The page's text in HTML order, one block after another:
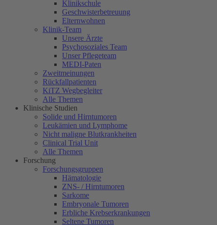
Klinikschule
Geschwisterbetreuung
Elternwohnen
Klinik-Team
Unsere Ärzte
Psychosoziales Team
Unser Pflegeteam
MEDI-Paten
Zweitmeinungen
Rückfallpatienten
KiTZ Wegbegleiter
Alle Themen
Klinische Studien
Solide und Hirntumoren
Leukämien und Lymphome
Nicht maligne Blutkrankheiten
Clinical Trial Unit
Alle Themen
Forschung
Forschungsgruppen
Hämatologie
ZNS- / Hirntumoren
Sarkome
Embryonale Tumoren
Erbliche Krebserkrankungen
Seltene Tumoren